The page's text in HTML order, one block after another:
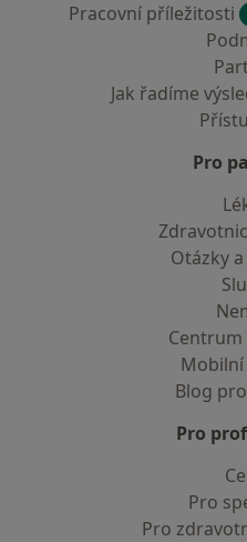
Pracovní příležitosti
Jak řadíme
Pro
Otázky
Mobilní
Blog
Pro
Pro
Pro